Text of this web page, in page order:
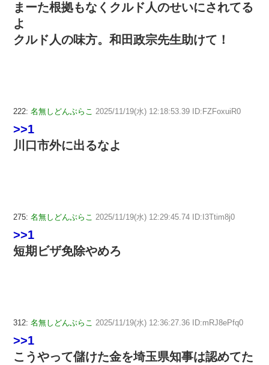
まーた根拠もなくクルド人のせいにされてる
よ
クルド人の味方。和田政宗先生助けて！
222: 名無しどんぶらこ 2025/11/19(水) 12:18:53.39 ID:FZFoxuiR0
>>1
川口市外に出るなよ
275: 名無しどんぶらこ 2025/11/19(水) 12:29:45.74 ID:I3Ttim8j0
>>1
短期ビザ免除やめろ
312: 名無しどんぶらこ 2025/11/19(水) 12:36:27.36 ID:mRJ8ePfq0
>>1
こうやって儲けた金を埼玉県知事は認めてた